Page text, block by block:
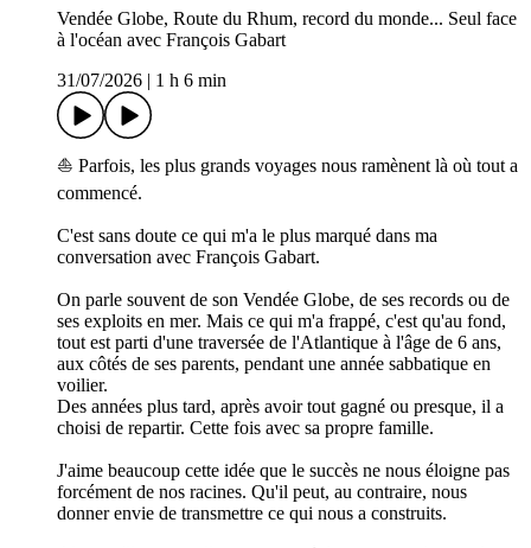
Vendée Globe, Route du Rhum, record du monde... Seul face
à l'océan avec François Gabart
31/07/2026
1 h 6 min
⛵️ Parfois, les plus grands voyages nous ramènent là où tout a
commencé.
C'est sans doute ce qui m'a le plus marqué dans ma
conversation avec François Gabart.
On parle souvent de son Vendée Globe, de ses records ou de
ses exploits en mer. Mais ce qui m'a frappé, c'est qu'au fond,
tout est parti d'une traversée de l'Atlantique à l'âge de 6 ans,
aux côtés de ses parents, pendant une année sabbatique en
voilier.
Des années plus tard, après avoir tout gagné ou presque, il a
choisi de repartir. Cette fois avec sa propre famille.
J'aime beaucoup cette idée que le succès ne nous éloigne pas
forcément de nos racines. Qu'il peut, au contraire, nous
donner envie de transmettre ce qui nous a construits.